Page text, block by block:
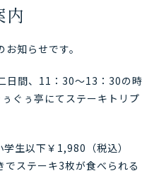
内
知らせです。
日間、11：30～13：30の時
ぐぅ亭にてステーキトリプ
生以下￥1,980（税込）
でステーキ3枚が食べられる